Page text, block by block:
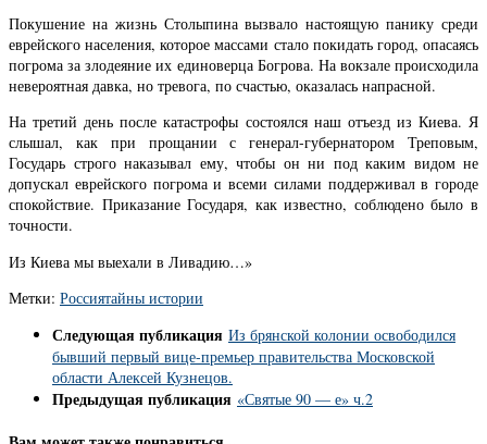
Покушение на жизнь Столыпина вызвало настоящую панику среди
еврейского населения, которое массами стало покидать город, опасаясь
погрома за злодеяние их единоверца Богрова. На вокзале происходила
невероятная давка, но тревога, по счастью, оказалась напрасной.
На третий день после катастрофы состоялся наш отъезд из Киева. Я
слышал, как при прощании с генерал-губернатором Треповым,
Государь строго наказывал ему, чтобы он ни под каким видом не
допускал еврейского погрома и всеми силами поддерживал в городе
спокойствие. Приказание Государя, как известно, соблюдено было в
точности.
Из Киева мы выехали в Ливадию…»
Метки: Россиятайны истории
Следующая публикация Из брянской колонии освободился
бывший первый вице-премьер правительства Московской
области Алексей Кузнецов.
Предыдущая публикация «Святые 90 — е» ч.2